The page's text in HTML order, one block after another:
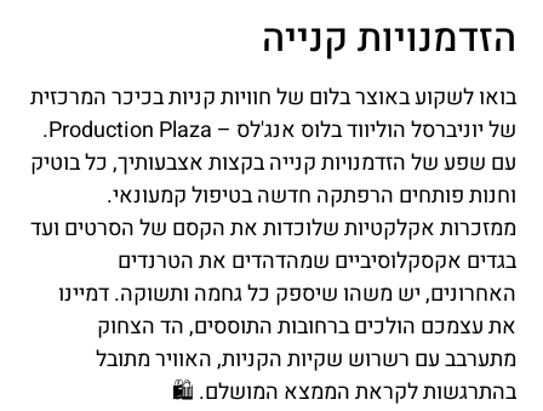
הזדמנויות קנייה
בואו לשקוע באוצר בלום של חוויות קניות בכיכר המרכזית
של יוניברסל הוליווד בלוס אנג'לס – Production Plaza.
עם שפע של הזדמנויות קנייה בקצות אצבעותיך, כל בוטיק
וחנות פותחים הרפתקה חדשה בטיפול קמעונאי.
ממזכרות אקלקטיות שלוכדות את הקסם של הסרטים ועד
בגדים אקסקלוסיביים שמהדהדים את הטרנדים
האחרונים, יש משהו שיספק כל גחמה ותשוקה. דמיינו
את עצמכם הולכים ברחובות התוססים, הד הצחוק
מתערבב עם רשרוש שקיות הקניות, האוויר מתובל
בהתרגשות לקראת הממצא המושלם. 🛍️